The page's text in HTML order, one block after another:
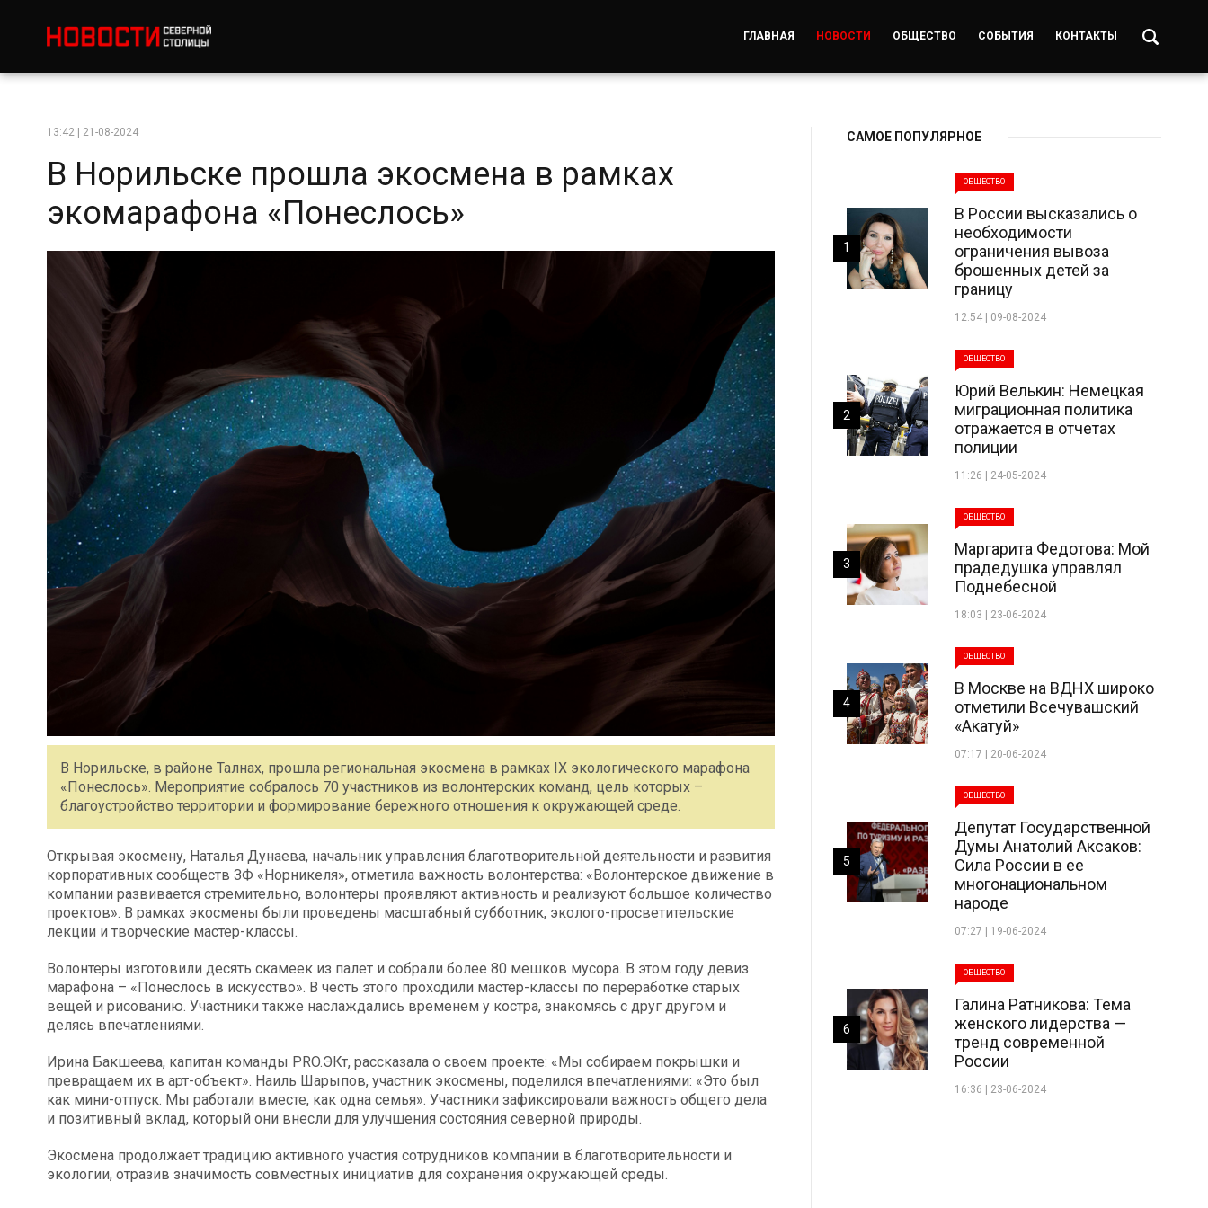
ГЛАВНАЯ НОВОСТИ ОБЩЕСТВО СОБЫТИЯ КОНТАКТЫ
13:42 | 21-08-2024
В Норильске прошла экосмена в рамках
экомарафона «Понеслось»
В Норильске, в районе Талнах, прошла региональная экосмена в рамках IX экологического марафона
«Понеслось». Мероприятие собралось 70 участников из волонтерских команд, цель которых –
благоустройство территории и формирование бережного отношения к окружающей среде.
Открывая экосмену, Наталья Дунаева, начальник управления благотворительной деятельности и развития
корпоративных сообществ ЗФ «Норникеля», отметила важность волонтерства: «Волонтерское движение в
компании развивается стремительно, волонтеры проявляют активность и реализуют большое количество
проектов». В рамках экосмены были проведены масштабный субботник, эколого-просветительские
лекции и творческие мастер-классы.
Волонтеры изготовили десять скамеек из палет и собрали более 80 мешков мусора. В этом году девиз
марафона – «Понеслось в искусство». В честь этого проходили мастер-классы по переработке старых
вещей и рисованию. Участники также наслаждались временем у костра, знакомясь с друг другом и
делясь впечатлениями.
Ирина Бакшеева, капитан команды PRO.ЭКт, рассказала о своем проекте: «Мы собираем покрышки и
превращаем их в арт-объект». Наиль Шарыпов, участник экосмены, поделился впечатлениями: «Это был
как мини-отпуск. Мы работали вместе, как одна семья». Участники зафиксировали важность общего дела
и позитивный вклад, который они внесли для улучшения состояния северной природы.
Экосмена продолжает традицию активного участия сотрудников компании в благотворительности и
экологии, отразив значимость совместных инициатив для сохранения окружающей среды.
САМОЕ ПОПУЛЯРНОЕ
ОБЩЕСТВО
В России высказались о
необходимости
ограничения вывоза
брошенных детей за
границу
12:54 | 09-08-2024
1
ОБЩЕСТВО
Юрий Велькин: Немецкая
миграционная политика
отражается в отчетах
полиции
11:26 | 24-05-2024
2
ОБЩЕСТВО
Маргарита Федотова: Мой
прадедушка управлял
Поднебесной
18:03 | 23-06-2024
3
ОБЩЕСТВО
В Москве на ВДНХ широко
отметили Всечувашский
«Акатуй»
07:17 | 20-06-2024
4
ОБЩЕСТВО
Депутат Государственной
Думы Анатолий Аксаков:
Сила России в ее
многонациональном
народе
07:27 | 19-06-2024
5
ОБЩЕСТВО
Галина Ратникова: Тема
женского лидерства —
тренд современной
России
16:36 | 23-06-2024
6